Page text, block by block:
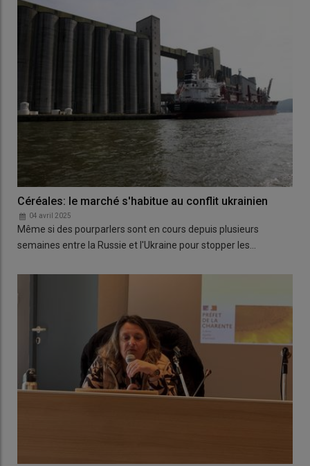
Céréales: le marché s'habitue au conflit ukrainien
04 avril 2025
Même si des pourparlers sont en cours depuis plusieurs
semaines entre la Russie et l'Ukraine pour stopper les…